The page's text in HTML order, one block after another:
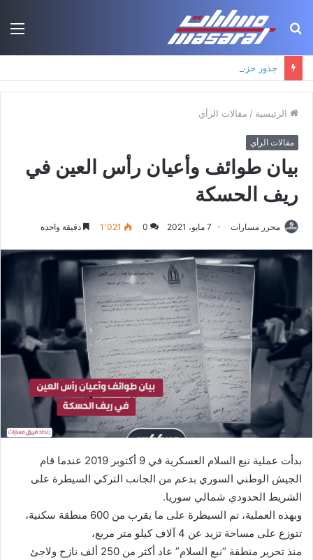
بحث
الرئيسية / مقالات الرأي
مقالات الرأي
بيان طوائف وأعيان رأس العين في
ريف الحسكة
محرر مسارات 7 مايو، 2021 0 1٬021 دقيقة واحدة
بدأت عملية نبع السلام العسكرية في 9 أكتوبر 2019 عندما قام
الجيش الوطني السوري بدعم من الجانب التركي السيطرة على
الشريط الحدودي شمالي سوريا.
وبهذه العملية، تم السيطرة على ما يقرب من 600 منطقة سكنية،
تتوزع على مساحة تزيد عن 4 آلاف كيلو متر مربع،
منذ تحرير منطقة “نبع السلام” عاد أكثر من 250 ألف نازح ولاجئ